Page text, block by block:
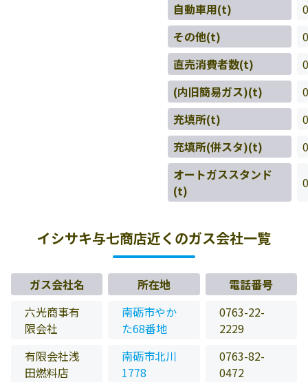
自動車用(t)
0
その他(t)
0
直売消費者数(t)
0
(内旧簡易ガス)(t)
0
充填所(t)
0
充填所(併スタ)(t)
0
オートガススタンド
(t)
0
イシサキ与七商店近くのガス会社一覧
ガス会社名 所在地
電話番号
六光商事有
限会社
南砺市やか
た68番地
0763-22-
2229
有限会社浅
田燃料店
南砺市北川
1778
0763-82-
0472